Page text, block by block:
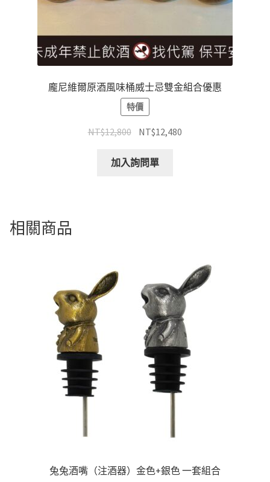
龐尼維爾原酒風味桶威士忌雙金組合優惠
特價
NT$12,800 NT$12,480
加入詢問單
相關商品
兔兔酒嘴（注酒器）金色+銀色 一套組合